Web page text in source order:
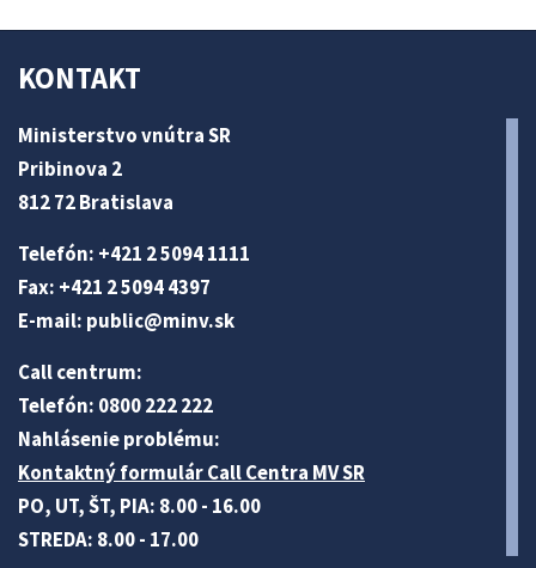
KONTAKT
Ministerstvo vnútra SR
Pribinova 2
812 72 Bratislava
Telefón: +421 2 5094 1111
Fax: +421 2 5094 4397
E-mail: public@minv.sk
Call centrum:
Telefón: 0800 222 222
Nahlásenie problému:
Kontaktný formulár Call Centra MV SR
PO, UT, ŠT, PIA: 8.00 - 16.00
STREDA: 8.00 - 17.00